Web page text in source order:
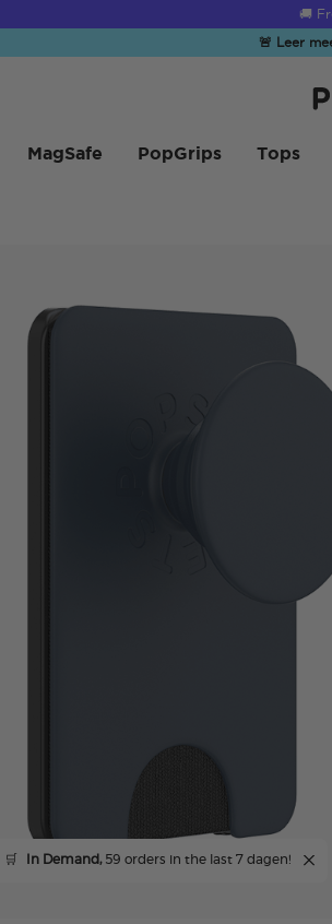
🚨 Leer
MagSafe PopGrips Tops
🛒 In Demand,59 orders in the last 7 dagen!